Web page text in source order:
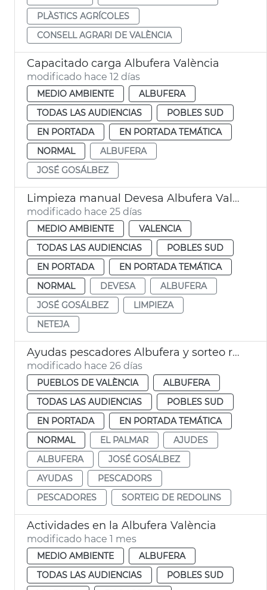
PLÀSTICS AGRÍCOLES
CONSELL AGRARI DE VALÈNCIA
Capacitado carga Albufera València
modificado hace 12 días
MEDIO AMBIENTE
ALBUFERA
TODAS LAS AUDIENCIAS
POBLES SUD
EN PORTADA
EN PORTADA TEMÁTICA
NORMAL
ALBUFERA
JOSÉ GOSÁLBEZ
Limpieza manual Devesa Albufera València
modificado hace 25 días
MEDIO AMBIENTE
VALENCIA
TODAS LAS AUDIENCIAS
POBLES SUD
EN PORTADA
EN PORTADA TEMÁTICA
NORMAL
DEVESA
ALBUFERA
JOSÉ GOSÁLBEZ
LIMPIEZA
NETEJA
Ayudas pescadores Albufera y sorteo redondeles València
modificado hace 26 días
PUEBLOS DE VALÈNCIA
ALBUFERA
TODAS LAS AUDIENCIAS
POBLES SUD
EN PORTADA
EN PORTADA TEMÁTICA
NORMAL
EL PALMAR
AJUDES
ALBUFERA
JOSÉ GOSÁLBEZ
AYUDAS
PESCADORS
PESCADORES
SORTEIG DE REDOLINS
Actividades en la Albufera València
modificado hace 1 mes
MEDIO AMBIENTE
ALBUFERA
TODAS LAS AUDIENCIAS
POBLES SUD